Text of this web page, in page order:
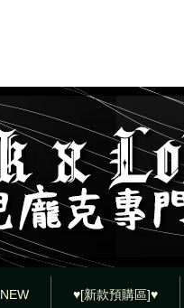
NEW ♥[新款預購區]♥